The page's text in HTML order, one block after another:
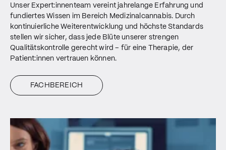
Unser Expert:innenteam vereint jahrelange Erfahrung und
fundiertes Wissen im Bereich Medizinalcannabis. Durch
kontinuierliche Weiterentwicklung und höchste Standards
stellen wir sicher, dass jede Blüte unserer strengen
Qualitätskontrolle gerecht wird – für eine Therapie, der
Patient:innen vertrauen können.
FACHBEREICH